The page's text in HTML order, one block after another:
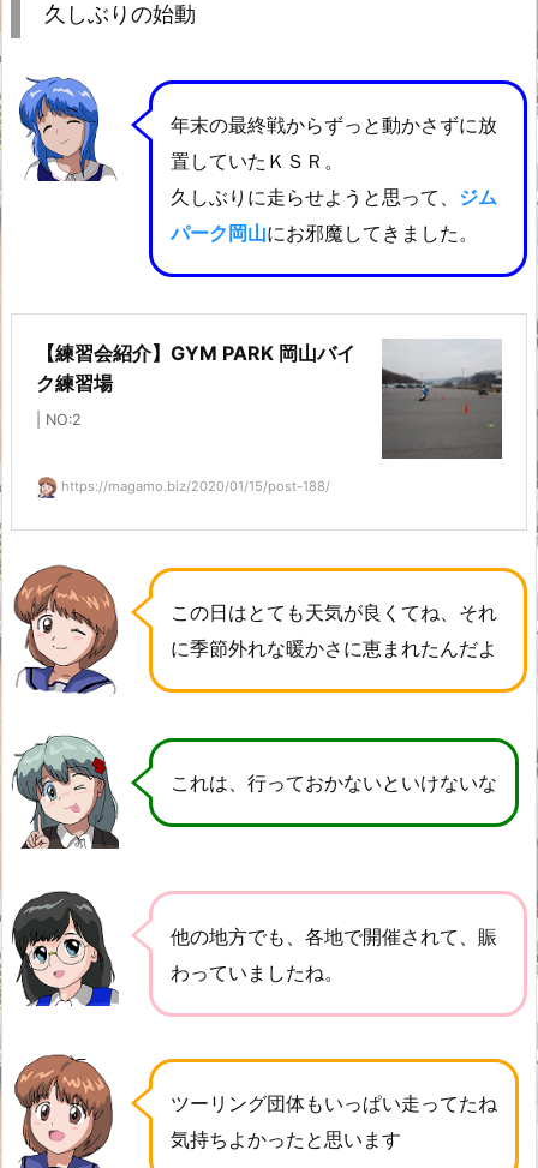
久しぶりの始動
年末の最終戦からずっと動かさずに放
置していたＫＳＲ。
久しぶりに走らせようと思って、 ジム
パーク岡山にお邪魔してきました。
【練習会紹介】GYM PARK 岡山バイ
ク練習場
| NO:2
https://magamo.biz/2020/01/15/post-188/
この日はとても天気が良くてね、それ
に季節外れな暖かさに恵まれたんだよ
これは、行っておかないといけないな
他の地方でも、各地で開催されて、賑
わっていましたね。
ツーリング団体もいっぱい走ってたね
気持ちよかったと思います